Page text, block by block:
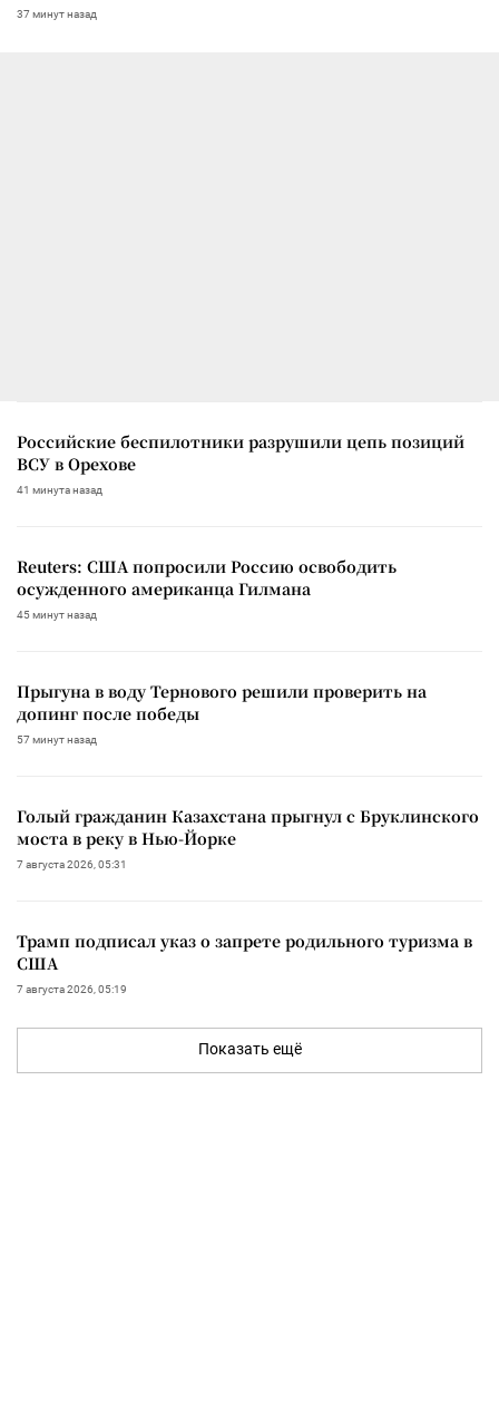
37 минут назад
Российские беспилотники разрушили цепь позиций
ВСУ в Орехове
41 минута назад
Reuters: США попросили Россию освободить
осужденного американца Гилмана
45 минут назад
Прыгуна в воду Тернового решили проверить на
допинг после победы
57 минут назад
Голый гражданин Казахстана прыгнул с Бруклинского
моста в реку в Нью-Йорке
7 августа 2026, 05:31
Трамп подписал указ о запрете родильного туризма в
США
7 августа 2026, 05:19
Показать ещё